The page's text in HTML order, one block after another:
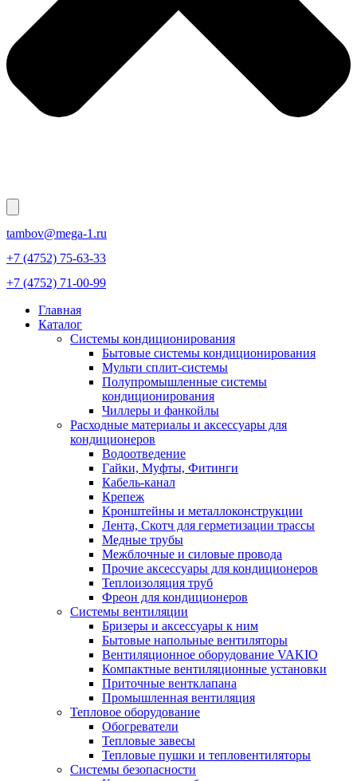
tambov@mega-1.ru
+7 (4752) 75-63-33
+7 (4752) 71-00-99
Главная
Каталог
Системы кондиционирования
Бытовые системы кондиционирования
Мульти сплит-системы
Полупромышленные системы
кондиционирования
Чиллеры и фанкойлы
Расходные материалы и аксессуары для
кондиционеров
Водоотведение
Гайки, Муфты, Фитинги
Кабель-канал
Крепеж
Кронштейны и металлоконструкции
Лента, Скотч для герметизации трассы
Медные трубы
Межблочные и силовые провода
Прочие аксессуары для кондиционеров
Теплоизоляция труб
Фреон для кондиционеров
Системы вентиляции
Бризеры и аксессуары к ним
Бытовые напольные вентиляторы
Вентиляционное оборудование VAKIO
Компактные вентиляционные установки
Приточные вентклапана
Промышленная вентиляция
Тепловое оборудование
Обогреватели
Тепловые завесы
Тепловые пушки и тепловентиляторы
Системы безопасности